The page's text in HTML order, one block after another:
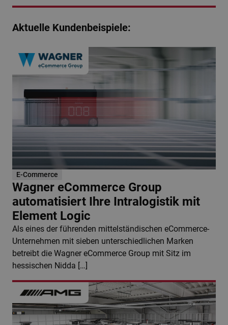
Aktuelle Kundenbeispiele:
E-Commerce
Wagner eCommerce Group
automatisiert Ihre Intralogistik mit
Element Logic
Als eines der führenden mittelständischen eCommerce-
Unternehmen mit sieben unterschiedlichen Marken
betreibt die Wagner eCommerce Group mit Sitz im
hessischen Nidda […]